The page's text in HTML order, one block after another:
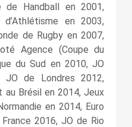
de Handball en 2001,
en 2003,
de Rugby en 2007,
Agence (Coupe du
du Sud en 2010, JO
JO de Londres 2012,
au Brésil en 2014, Jeux
en 2014, Euro
2016, JO de Rio